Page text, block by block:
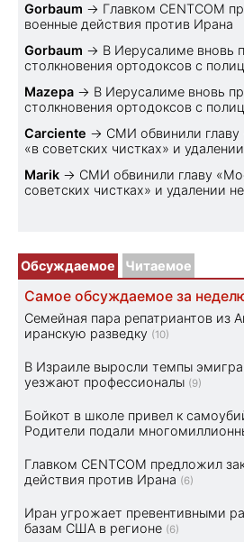
Gorbaum → Главком CENTCOM
военные действия против Ирана
Gorbaum → В Иерусалиме вновь
столкновения ортодоксов с
Mazepa → В Иерусалиме вновь
столкновения ортодоксов с
Carciente → СМИ обвинили
«в советских чистках» и
Marik → СМИ обвинили главу
советских чистках» и удалении
Обсуждаемое Читаемое
Самое обсуждаемое за
Семейная пара репатриантов из
иранскую разведку (10)
В Израиле выросли темпы
уезжают профессионалы (9)
Бойкот в школе привел к
Родители подали
Главком CENTCOM предложил
действия против Ирана (6)
Иран угрожает превентивными
базам США в регионе (6)